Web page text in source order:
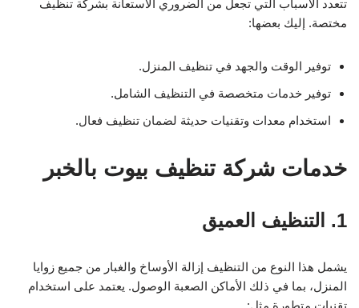
تتعدد الأسباب التي تجعل من الضروري الاستعانة بشركة تنظيف
مختصة. إليك بعضها:
توفير الوقت والجهد في تنظيف المنزل.
توفير خدمات متخصصة في التنظيف الشامل.
استخدام معدات وتقنيات حديثة لضمان تنظيف فعال.
خدمات شركة تنظيف بيوت بالخبر
1. التنظيف العميق
يشمل هذا النوع من التنظيف إزالة الأوساخ والغبار من جميع زوايا
المنزل، بما في ذلك الأماكن الصعبة الوصول. يعتمد على استخدام
تقنيات متطورة مثل: